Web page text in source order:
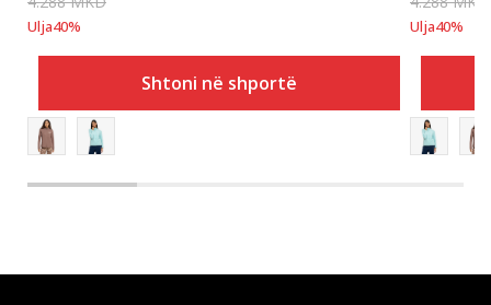
Ulja40%
Shtoni në shportë
Ulja40%